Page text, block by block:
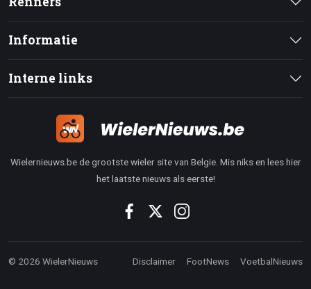
Informatie
Interne links
Wielernieuws.be de grootste wieler site van Belgie. Mis niks en lees hier
het laatste nieuws als eerste!
© 2026 WielerNieuws Disclaimer FootNews VoetbalNieuws